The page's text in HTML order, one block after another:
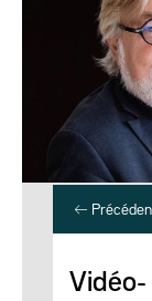
Vidéo-